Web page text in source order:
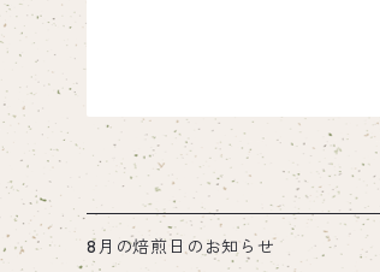
8月の焙煎日のお知らせ